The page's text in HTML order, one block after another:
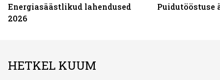
Energiasäästlikud lahendused
2026
Puidutööstuse
HETKEL KUUM